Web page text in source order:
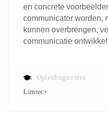
en concrete
communicator worden,
kunnen overbrengen,
communicatie
Opleidingscentra
Limtec+